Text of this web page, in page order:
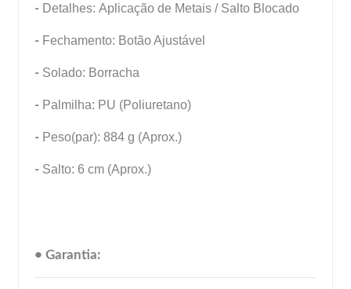
- Detalhes: Aplicação de Metais / Salto Blocado
- Fechamento: Botão Ajustável
- Solado: Borracha
- Palmilha: PU (Poliuretano)
- Peso(par): 884 g (Aprox.)
- Salto: 6 cm (Aprox.)
• Garantia: